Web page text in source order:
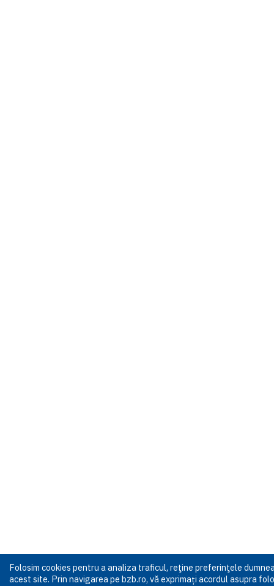
Folosim cookies pentru a analiza traficul, reţine preferinţele
acest site. Prin navigarea pe bzb.ro, vă exprimați acordul asupra